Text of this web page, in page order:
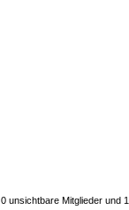
unsichtbare Mitglieder und